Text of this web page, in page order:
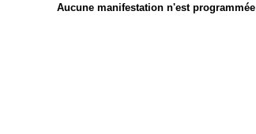
Aucune manifestation n'est programmée